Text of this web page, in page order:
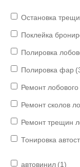
Остановка
Поклейка
Полировка
Полировка фар
Ремонт лобового
Ремонт сколов
Ремонт трещин
Тонировка
автовинил (1)